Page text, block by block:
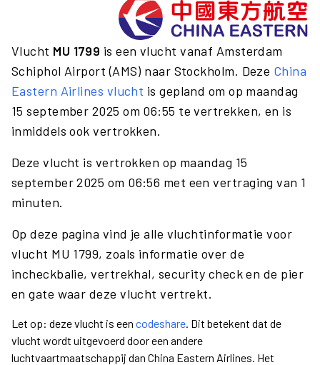
Vlucht MU 1799 is een vlucht vanaf Amsterdam
Schiphol Airport (AMS) naar Stockholm. Deze China
Eastern Airlines vlucht is gepland om op maandag
15 september 2025 om 06:55 te vertrekken, en is
inmiddels ook vertrokken.
Deze vlucht is vertrokken op maandag 15
september 2025 om 06:56 met een vertraging van 1
minuten.
Op deze pagina vind je alle vluchtinformatie voor
vlucht MU 1799, zoals informatie over de
incheckbalie, vertrekhal, security check en de pier
en gate waar deze vlucht vertrekt.
Let op: deze vlucht is een codeshare. Dit betekent dat de
vlucht wordt uitgevoerd door een andere
luchtvaartmaatschappij dan China Eastern Airlines. Het